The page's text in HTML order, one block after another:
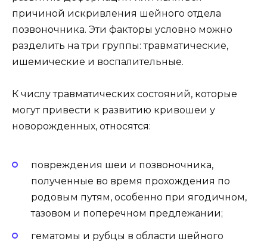
причиной искривления шейного отдела
позвоночника. Эти факторы условно можно
разделить на три группы: травматические,
ишемические и воспалительные.
К числу травматических состояний, которые
могут привести к развитию кривошеи у
новорожденных, относятся:
повреждения шеи и позвоночника,
полученные во время прохождения по
родовым путям, особенно при ягодичном,
тазовом и поперечном предлежании;
гематомы и рубцы в области шейного